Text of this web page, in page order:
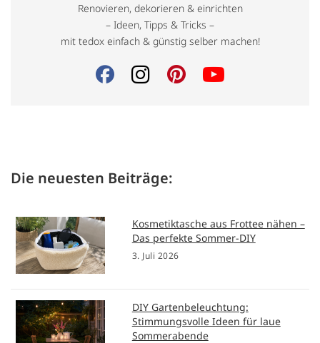
Renovieren, dekorieren & einrichten
– Ideen, Tipps & Tricks –
mit tedox einfach & günstig selber machen!
Die neuesten Beiträge:
Kosmetiktasche aus Frottee nähen –
Das perfekte Sommer-DIY
3. Juli 2026
DIY Gartenbeleuchtung:
Stimmungsvolle Ideen für laue
Sommerabende